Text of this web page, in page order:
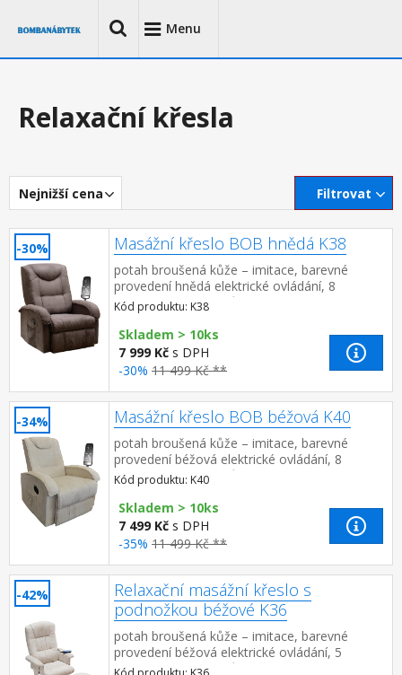
Menu
Relaxační křesla
Nejnižší cena Filtrovat
-30% Masážní křeslo BOB hnědá K38
potah broušená kůže – imitace, barevné
provedení hnědá elektrické ovládání, 8
masážních programů, 2 stupně intenzity
nastavení oblasti masáže (zá...
Kód produktu: K38
Skladem > 10ks
7 999 Kč s DPH
-30% 11 499 Kč **
-34% Masážní křeslo BOB béžová K40
potah broušená kůže – imitace, barevné
provedení béžová elektrické ovládání, 8
masážních programů, 2 stupně intenzity
nastavení oblasti masáže (zádová...
Kód produktu: K40
Skladem > 10ks
7 499 Kč s DPH
-35% 11 499 Kč **
-42%
Relaxační masážní křeslo s
podnožkou béžové K36
potah broušená kůže – imitace, barevné
provedení béžová elektrické ovládání, 5
masážních programů, 2 stupně intenzity